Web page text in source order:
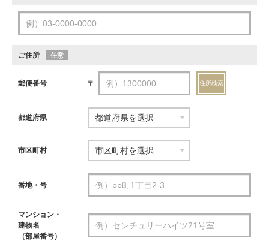
ご住所 任意
郵便番号 〒 住所検索
都道府県
市区町村
番地・号
マンション・
建物名
（部屋番号）